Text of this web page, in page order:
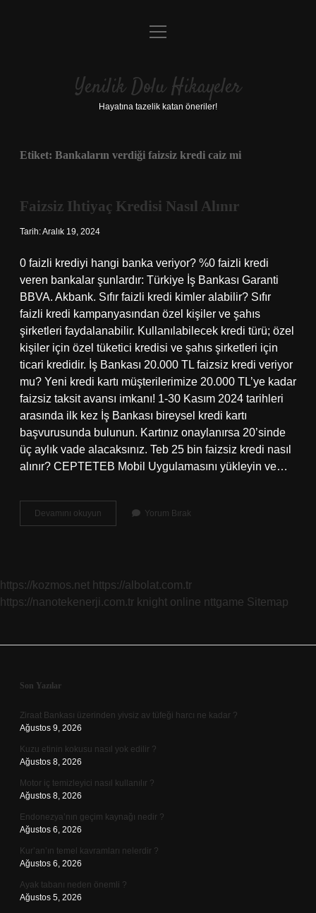
Anasayfa
Yasal Uyarı
menüyü
Yenilik Dolu Hikayeler
Hayatına tazelik katan öneriler!
Etiket: Bankaların verdiği faizsiz kredi caiz mi
Faizsiz Ihtiyaç Kredisi Nasıl Alınır
Tarih: Aralık 19, 2024
0 faizli krediyi hangi banka veriyor? %0 faizli kredi
veren bankalar şunlardır: Türkiye İş Bankası Garanti
BBVA. Akbank. Sıfır faizli kredi kimler alabilir? Sıfır
faizli kredi kampanyasından özel kişiler ve şahıs
şirketleri faydalanabilir. Kullanılabilecek kredi türü; özel
kişiler için özel tüketici kredisi ve şahıs şirketleri için
ticari kredidir. İş Bankası 20.000 TL faizsiz kredi veriyor
mu? Yeni kredi kartı müşterilerimize 20.000 TL’ye kadar
faizsiz taksit avansı imkanı! 1-30 Kasım 2024 tarihleri ​​
arasında ilk kez İş Bankası bireysel kredi kartı
başvurusunda bulunun. Kartınız onaylanırsa 20’sinde
üç aylık vade alacaksınız. Teb 25 bin faizsiz kredi nasıl
alınır? CEPTETEB Mobil Uygulamasını yükleyin ve…
Devamını okuyun
Ihtiyaç
Yorum Bırak
https://kozmos.net https://albolat.com.tr
https://nanotekenerji.com.tr knight online nttgame Sitemap
Sidebar
Son Yazılar
Ziraat Bankası üzerinden yivsiz av tüfeği harcı ne kadar ?
Ağustos 9, 2026
Kuzu etinin kokusu nasıl yok edilir ?
Ağustos 8, 2026
Motor iç temizleyici nasıl kullanılır ?
Ağustos 8, 2026
Endonezya’nın geçim kaynağı nedir ?
Ağustos 6, 2026
Kur’an’ın temel kavramları nelerdir ?
Ağustos 6, 2026
Ayak tabanı neden önemli ?
Ağustos 5, 2026